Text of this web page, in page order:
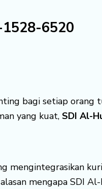
1528-6520
bagi setiap orang
yang kuat, SDI Al-
mengintegrasikan
mengapa SDI